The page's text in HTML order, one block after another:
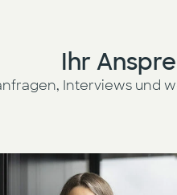
Ihr
Interviews und